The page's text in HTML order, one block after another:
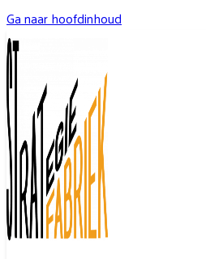
Ga naar hoofdinhoud